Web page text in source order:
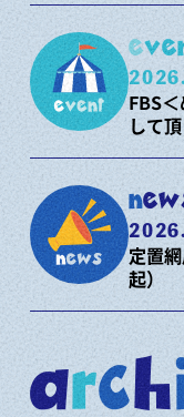
FBS
して
定置
起）
arch